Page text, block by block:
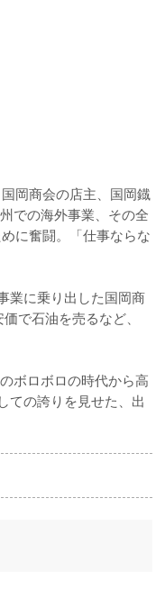
岡商会の店主、国岡鐡
での海外事業、その全
に奮闘。「仕事ならな
業に乗り出した国岡商
で石油を売るなど、
ボロボロの時代から高
ての誇りを見せた、出